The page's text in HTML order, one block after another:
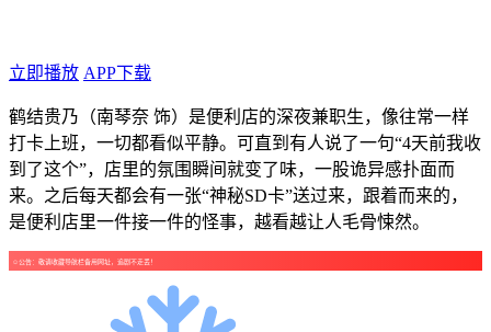
立即播放 APP下载
鹤结贵乃（南琴奈 饰）是便利店的深夜兼职生，像往常一样
打卡上班，一切都看似平静。可直到有人说了一句“4天前我收
到了这个”，店里的氛围瞬间就变了味，一股诡异感扑面而
来。之后每天都会有一张“神秘SD卡”送过来，跟着而来的，
是便利店里一件接一件的怪事，越看越让人毛骨悚然。
☺公告：敬请收藏导航栏备用网址，追剧不走丢！